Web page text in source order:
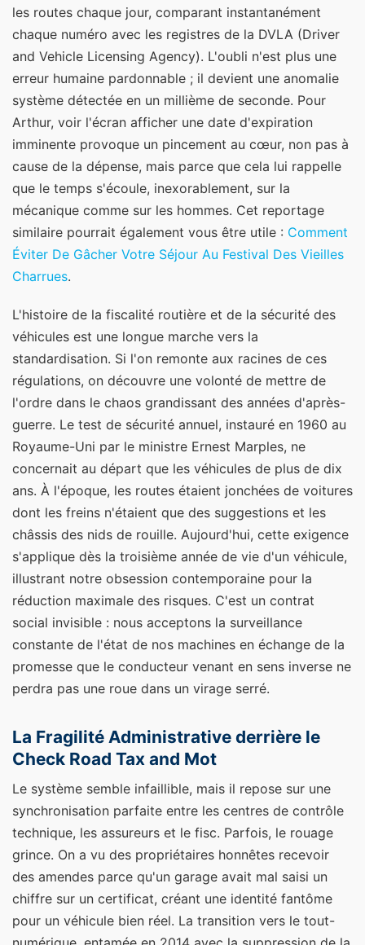
les routes chaque jour, comparant instantanément
chaque numéro avec les registres de la DVLA (Driver
and Vehicle Licensing Agency). L'oubli n'est plus une
erreur humaine pardonnable ; il devient une anomalie
système détectée en un millième de seconde. Pour
Arthur, voir l'écran afficher une date d'expiration
imminente provoque un pincement au cœur, non pas à
cause de la dépense, mais parce que cela lui rappelle
que le temps s'écoule, inexorablement, sur la
mécanique comme sur les hommes. Cet reportage
similaire pourrait également vous être utile : Comment
Éviter De Gâcher Votre Séjour Au Festival Des Vieilles
Charrues.
L'histoire de la fiscalité routière et de la sécurité des
véhicules est une longue marche vers la
standardisation. Si l'on remonte aux racines de ces
régulations, on découvre une volonté de mettre de
l'ordre dans le chaos grandissant des années d'après-
guerre. Le test de sécurité annuel, instauré en 1960 au
Royaume-Uni par le ministre Ernest Marples, ne
concernait au départ que les véhicules de plus de dix
ans. À l'époque, les routes étaient jonchées de voitures
dont les freins n'étaient que des suggestions et les
châssis des nids de rouille. Aujourd'hui, cette exigence
s'applique dès la troisième année de vie d'un véhicule,
illustrant notre obsession contemporaine pour la
réduction maximale des risques. C'est un contrat
social invisible : nous acceptons la surveillance
constante de l'état de nos machines en échange de la
promesse que le conducteur venant en sens inverse ne
perdra pas une roue dans un virage serré.
La Fragilité Administrative derrière le
Check Road Tax and Mot
Le système semble infaillible, mais il repose sur une
synchronisation parfaite entre les centres de contrôle
technique, les assureurs et le fisc. Parfois, le rouage
grince. On a vu des propriétaires honnêtes recevoir
des amendes parce qu'un garage avait mal saisi un
chiffre sur un certificat, créant une identité fantôme
pour un véhicule bien réel. La transition vers le tout-